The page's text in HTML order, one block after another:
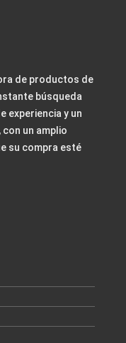
de productos de
búsqueda
experiencia y un
un amplio
su compra esté